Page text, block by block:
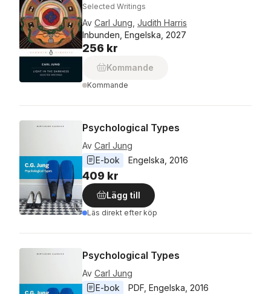
Selected Writings
Av Carl Jung Judith Harris
Inbunden, Engelska, 2027
256 kr
Kommande
Kommande
Psychological Types
Av Carl Jung
E-bok
Engelska 2016
409 kr
Lägg till
Läs direkt efter köp
Psychological Types
Av Carl Jung
E-bok
PDF Engelska 2016